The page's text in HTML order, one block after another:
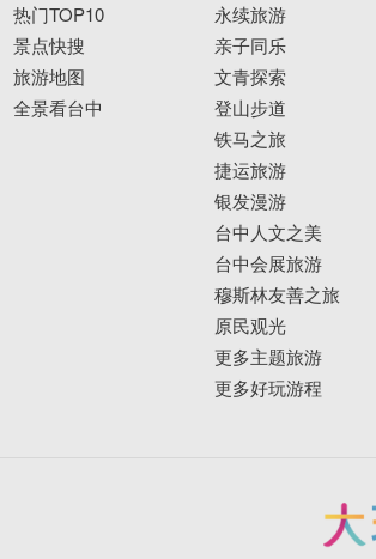
热门TOP10
景点快搜
旅游地图
全景看台中
永续旅游
亲子同乐
文青探索
登山步道
铁马之旅
捷运旅游
银发漫游
台中人文之美
台中会展旅游
穆斯林友善之旅
原民观光
更多主题旅游
更多好玩游程